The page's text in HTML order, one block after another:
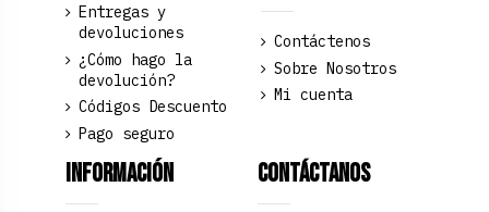
Entregas y
devoluciones
¿Cómo hago la
devolución?
Códigos Descuento
Pago seguro
Contáctenos
Sobre Nosotros
Mi cuenta
Información Contáctanos